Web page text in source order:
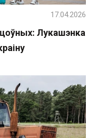
Лукашэнка
17.04.2026